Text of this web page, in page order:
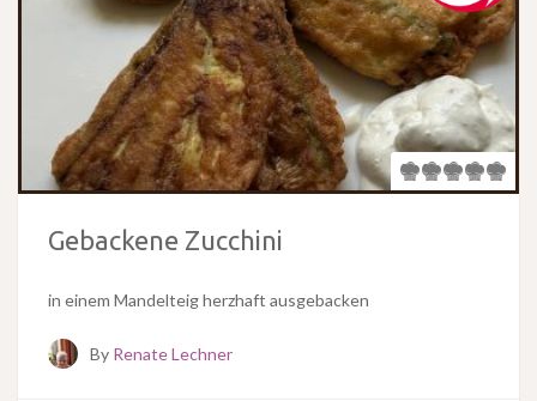
Gebackene Zucchini
in einem Mandelteig herzhaft ausgebacken
By Renate Lechner